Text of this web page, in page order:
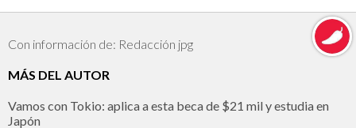
Con información de: Redacción jpg
MÁS DEL AUTOR
Vamos con Tokio: aplica a esta beca de $21 mil y estudia en
Japón